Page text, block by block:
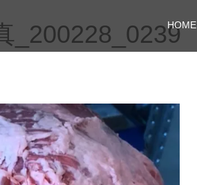
HOME
_200228_0239